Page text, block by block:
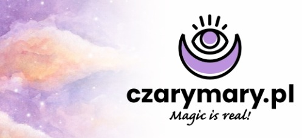
miesięczny
Profesjonalne przepowiednie